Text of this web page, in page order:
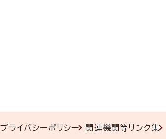
プライバシーポリシー 関連機関等リンク集